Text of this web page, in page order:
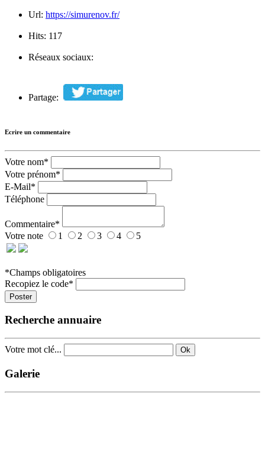
Url: https://simurenov.fr/
Hits: 117
Réseaux sociaux:
Partage:
Ecrire un commentaire
Votre nom*
Votre prénom*
E-Mail*
Téléphone
Commentaire*
Votre note
1 2 3 4 5
*Champs obligatoires
Recopiez le code*
Poster
Recherche annuaire
Votre mot clé... Ok
Galerie